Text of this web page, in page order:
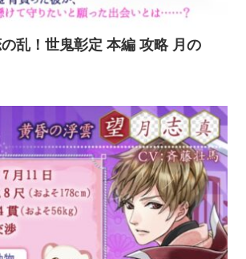
乱！世鬼彰定 本編 攻略 月の